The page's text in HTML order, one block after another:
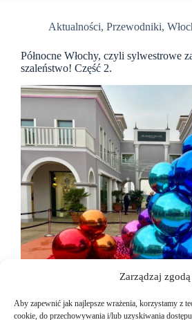
Zarządzaj zgodą
Aby zapewnić jak najlepsze wrażenia, korzystamy z
cookie, do przechowywania i/lub uzyskiwania
Aktualności, Przewodniki,
Północne Włochy, czyli sylwestrowe
szaleństwo! Część 2.